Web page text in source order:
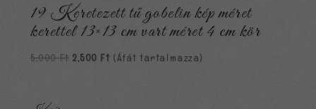
19 Keretezett tű gobelin kép méret
kerettel 13×13 cm vart méret 4 cm kör
5,000Ft Original
2,500 FtCurrent
(Áfát tartalmazza)